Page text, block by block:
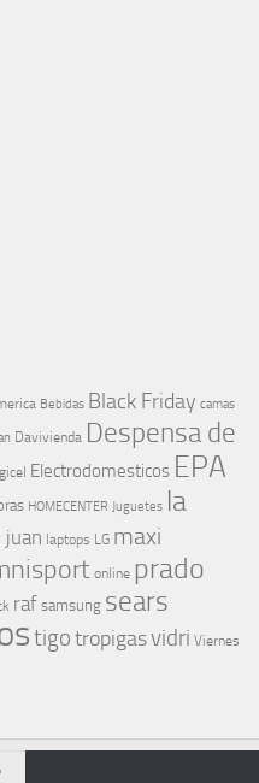
Bebidas Black Friday camas
Davivienda Despensa de
Electrodomesticos EPA
HOMECENTER Juguetes la
juan laptops LG maxi
online prado
raf samsung sears
tigotropigasvidri Viernes